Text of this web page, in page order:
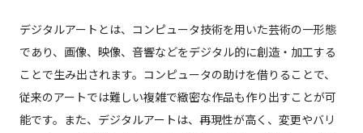
デジタルアートとは、コンピュータ技術を用いた芸術の一形態
であり、画像、映像、音響などをデジタル的に創造・加工する
ことで生み出されます。コンピュータの助けを借りることで、
従来のアートでは難しい複雑で緻密な作品も作り出すことが可
能です。また、デジタルアートは、再現性が高く、変更やバリ